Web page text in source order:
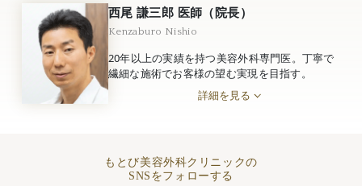
西尾 謙三郎 医師（院長）
Kenzaburo Nishio
20年以上の実績を持つ美容外科専門医。丁寧で
繊細な施術でお客様の望む実現を目指す。
詳細を見る
もとび美容外科クリニックの
SNSをフォローする